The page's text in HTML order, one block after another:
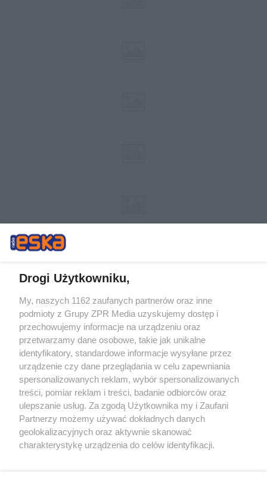
Żaden utwór zamieszczony w serwisie nie może być powielany i
rozpowszechniany lub dalej rozpowszechniany w jakikolwiek sposób (w
tym także elektroniczny lub mechaniczny) na jakimkolwiek polu
eksploatacji w jakiejkolwiek formie, włącznie z umieszczaniem w
Internecie bez pisemnej zgody właściciela praw. Jakiekolwiek użycie lub
wykorzystanie utworów w całości lub w części z naruszeniem prawa,
tzn. bez właściwej zgody, jest zabronione pod groźbą kary i może być
ścigane prawnie.
Drogi Użytkowniku,
My, naszych 1162 zaufanych partnerów oraz inne
podmioty z Grupy ZPR Media uzyskujemy dostęp i
przechowujemy informacje na urządzeniu oraz
przetwarzamy dane osobowe, takie jak unikalne
identyfikatory, standardowe informacje wysyłane przez
urządzenie czy dane przeglądania w celu zapewniania
spersonalizowanych reklam, wybór spersonalizowanych
treści, pomiar reklam i treści, badanie odbiorców oraz
ulepszanie usług. Za zgodą Użytkownika my i Zaufani
Partnerzy możemy używać dokładnych danych
geolokalizacyjnych oraz aktywnie skanować
charakterystykę urządzenia do celów identyfikacji.